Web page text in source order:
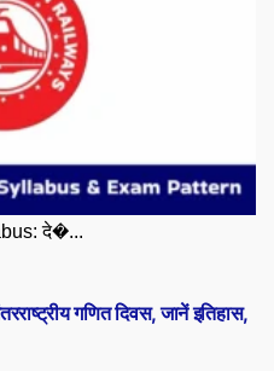
दे�...
गणित दिवस, जानें इतिहास,